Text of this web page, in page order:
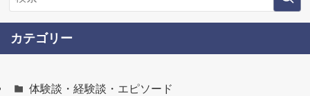
カテゴリー
体験談・経験談・エピソード